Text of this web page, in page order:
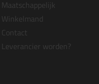
Maatschappelijk
Winkelmand
Contact
Leverancier worden?